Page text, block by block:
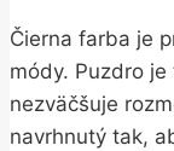
Čierna farba je
módy. Puzdro
nezväčšuje
navrhnutý tak,